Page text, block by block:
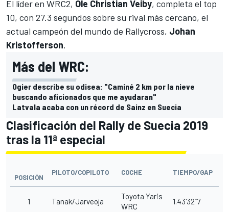
El líder en WRC2, Ole Christian Veiby, completa el top
10, con 27.3 segundos sobre su rival más cercano, el
actual campeón del mundo de Rallycross, Johan
Kristofferson.
Más del WRC:
Ogier describe su odisea: "Caminé 2 km por la nieve
buscando aficionados que me ayudaran"
Latvala acaba con un récord de Sainz en Suecia
Clasificación del Rally de Suecia 2019
tras la 11ª especial
POSICIÓN
PILOTO/COPILOTO COCHE TIEMPO/GAP
1 Tanak/Jarveoja
Toyota Yaris
WRC
1.43'32”7